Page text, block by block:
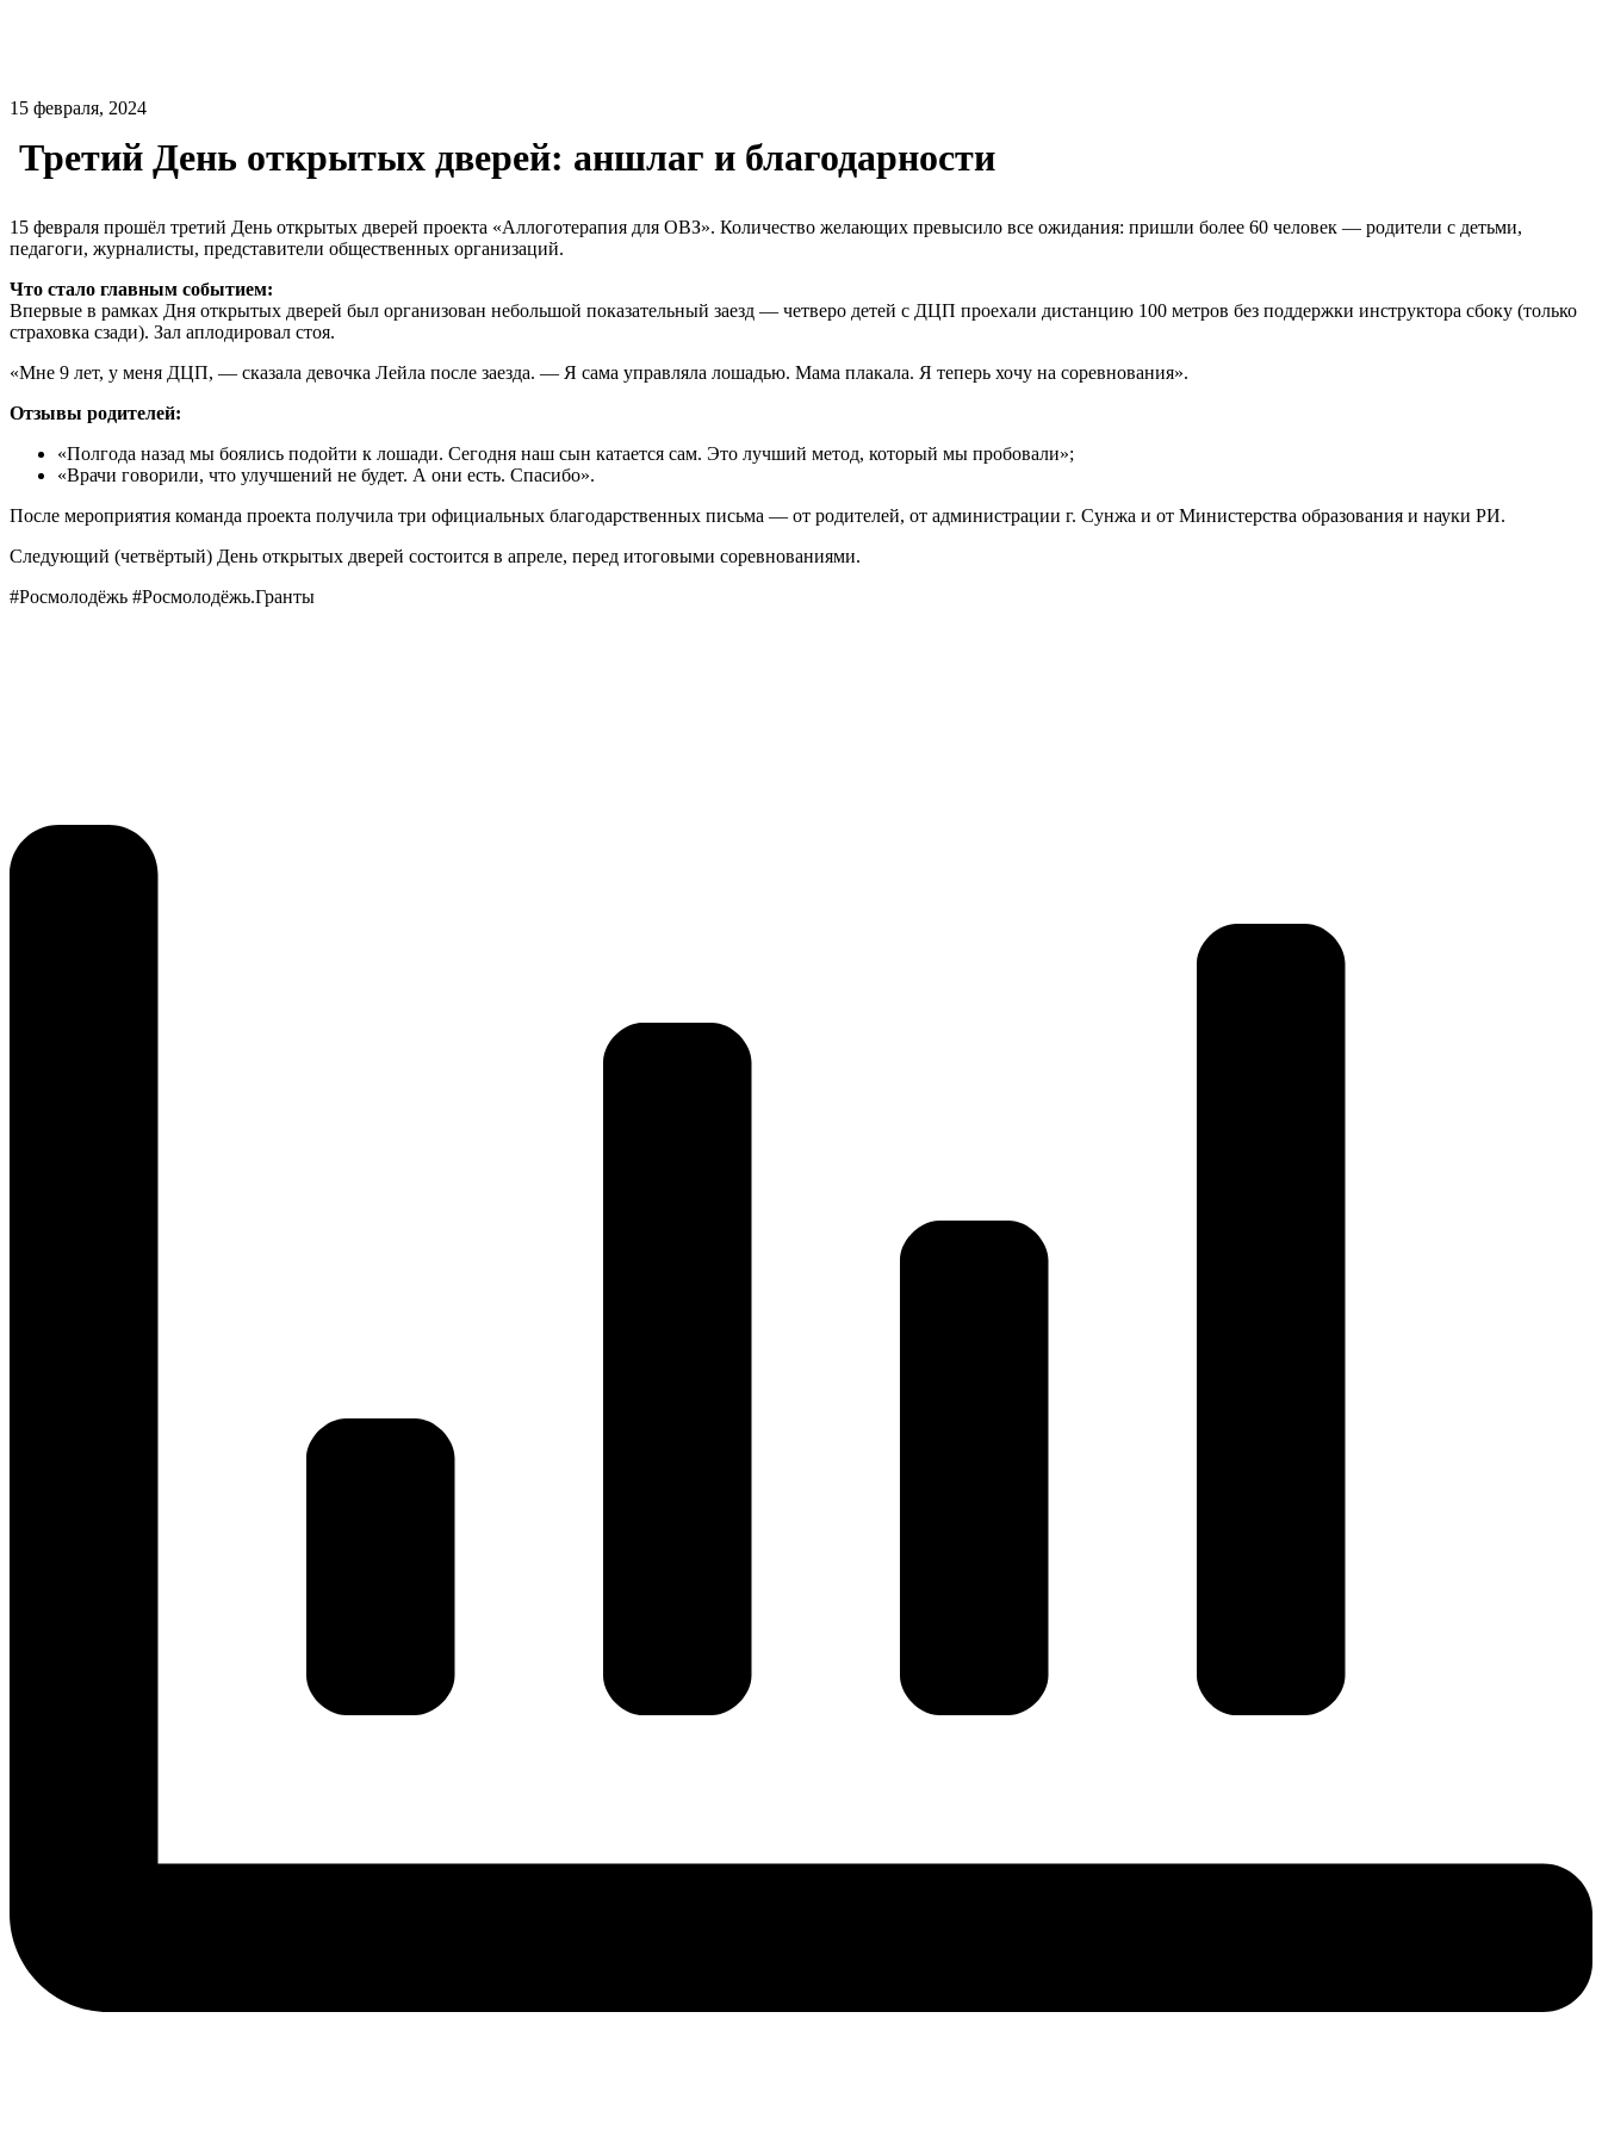
15 февраля, 2024
Третий День открытых дверей: аншлаг и благодарности
15 февраля прошёл третий День открытых дверей проекта «Аллоготерапия для ОВЗ». Количество желающих превысило все ожидания: пришли более 60 человек — родители с детьми,
педагоги, журналисты, представители общественных организаций.
Что стало главным событием:
Впервые в рамках Дня открытых дверей был организован небольшой показательный заезд — четверо детей с ДЦП проехали дистанцию 100 метров без поддержки инструктора сбоку (только
страховка сзади). Зал аплодировал стоя.
«Мне 9 лет, у меня ДЦП, — сказала девочка Лейла после заезда. — Я сама управляла лошадью. Мама плакала. Я теперь хочу на соревнования».
Отзывы родителей:
«Полгода назад мы боялись подойти к лошади. Сегодня наш сын катается сам. Это лучший метод, который мы пробовали»;
«Врачи говорили, что улучшений не будет. А они есть. Спасибо».
После мероприятия команда проекта получила три официальных благодарственных письма — от родителей, от администрации г. Сунжа и от Министерства образования и науки РИ.
Следующий (четвёртый) День открытых дверей состоится в апреле, перед итоговыми соревнованиями.
#Росмолодёжь #Росмолодёжь.Гранты